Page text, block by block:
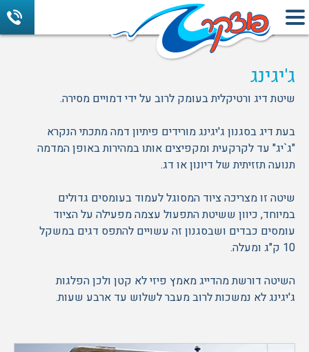
ג'יגינג
שיטת דיג ורטיקלית בעומק לרוב על ידי דמויים מסירה.
בעת דיג בסגנון ג'יגינג מורידים פיתיון דמה מתכתי הנקרא
"ג`יג" עד לקרקעית ומקפיצים אותו במהירות באופן המדמה
תנועה תזזיתית של דיונון או דג.
שיטה זו מצריכה ציוד המסוגל לעמוד בעומסים גדולים
במיוחד, כיוון ששיטת התפעול עצמה מפעילה על הציוד
עומסים כבדים ושבסגנון זה עשויים להתפס דגים במשקל
10 ק"ג ומעלה.
השיטה דורשת מהדייג מאמץ פיזי לא קטן ולכן הפלגות
ג'יגינג לא נמשכות לרוב מעבר לשלוש עד ארבע שעות.